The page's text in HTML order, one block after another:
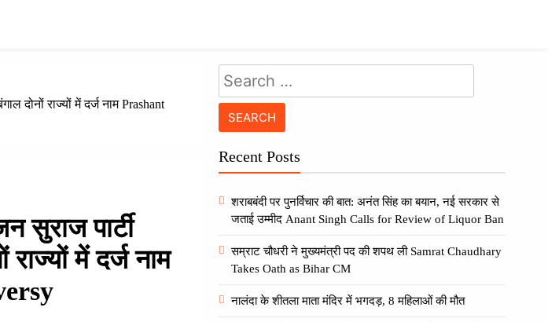
दोनों राज्यों में दर्ज नाम Prashant
सुराज पार्टी
में दर्ज नाम
Search
for:
Recent Posts
शराबबंदी पर पुनर्विचार की बात: अनंत सिंह का बयान, नई सरकार से
जताई उम्मीद Anant Singh Calls for Review of Liquor Ban
सम्राट चौधरी ने मुख्यमंत्री पद की शपथ ली Samrat Chaudhary
Takes Oath as Bihar CM
नालंदा के शीतला माता मंदिर में भगदड़, 8 महिलाओं की मौत